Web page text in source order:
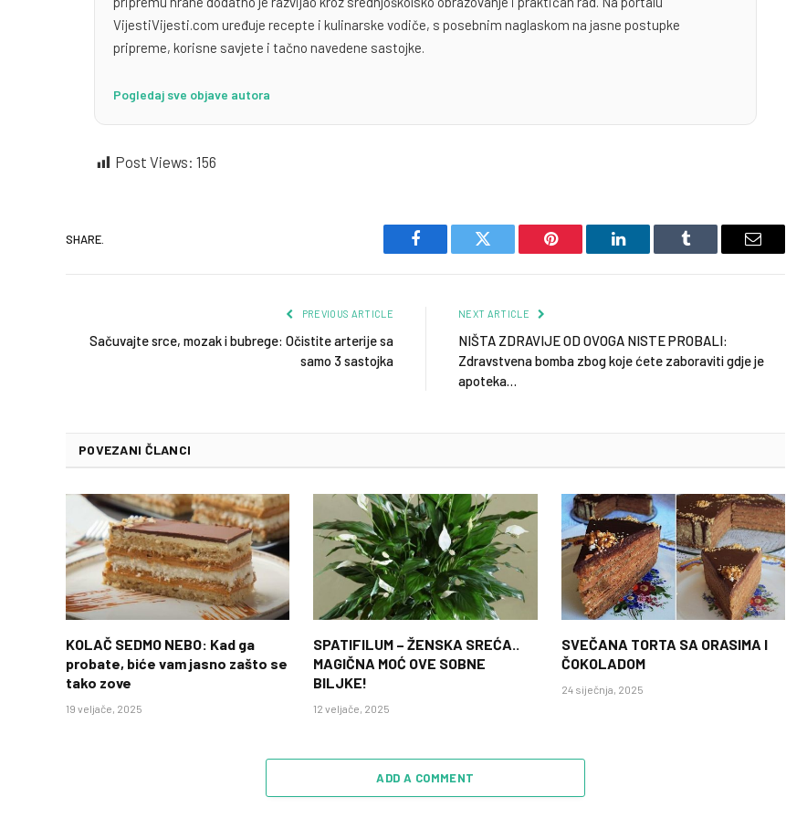
VijestiVijesti.com uređuje recepte i kulinarske vodiče, s posebnim naglaskom na jasne postupke
pripreme, korisne savjete i tačno navedene sastojke.
Pogledaj sve objave autora
Post Views: 156
SHARE.
Facebook Twitter Pinterest LinkedIn Tumblr Email
PREVIOUS ARTICLE
Sačuvajte srce, mozak i bubrege: Očistite arterije sa
samo 3 sastojka
NEXT ARTICLE
NIŠTA ZDRAVIJE OD OVOGA NISTE PROBALI:
Zdravstvena bomba zbog koje ćete zaboraviti gdje je
apoteka…
POVEZANI ČLANCI
KOLAČ SEDMO NEBO: Kad ga
probate, biće vam jasno zašto se
tako zove
19 veljače, 2025
SPATIFILUM – ŽENSKA SREĆA..
MAGIČNA MOĆ OVE SOBNE
BILJKE!
12 veljače, 2025
SVEČANA TORTA SA ORASIMA I
ČOKOLADOM
24 siječnja, 2025
ADD A COMMENT